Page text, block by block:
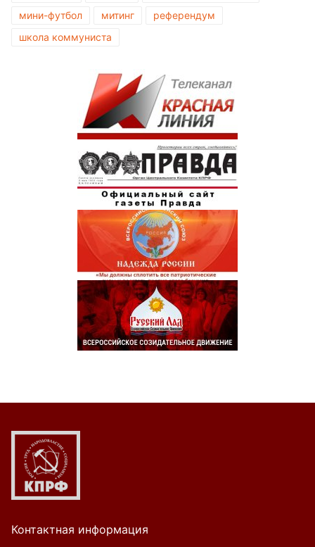
мини-футбол
митинг
референдум
школа коммуниста
Контактная информация